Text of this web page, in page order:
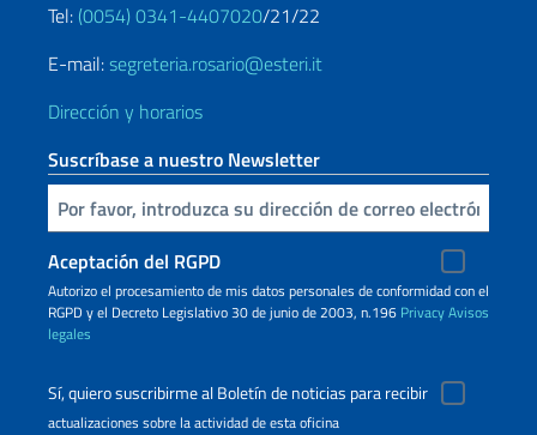
Tel: (0054) 0341-4407020/21/22
E-mail:segreteria.rosario@esteri.it
Dirección y horarios
Suscríbase a nuestro Newsletter
Inserta tu correo electronico
Aceptación del RGPD
Autorizo ​​el procesamiento de mis datos personales de conformidad con el
RGPD y el Decreto Legislativo 30 de junio de 2003, n.196 PrivacyAvisos
legales
Sí, quiero suscribirme al Boletín de noticias para recibir
actualizaciones sobre la actividad de esta oficina